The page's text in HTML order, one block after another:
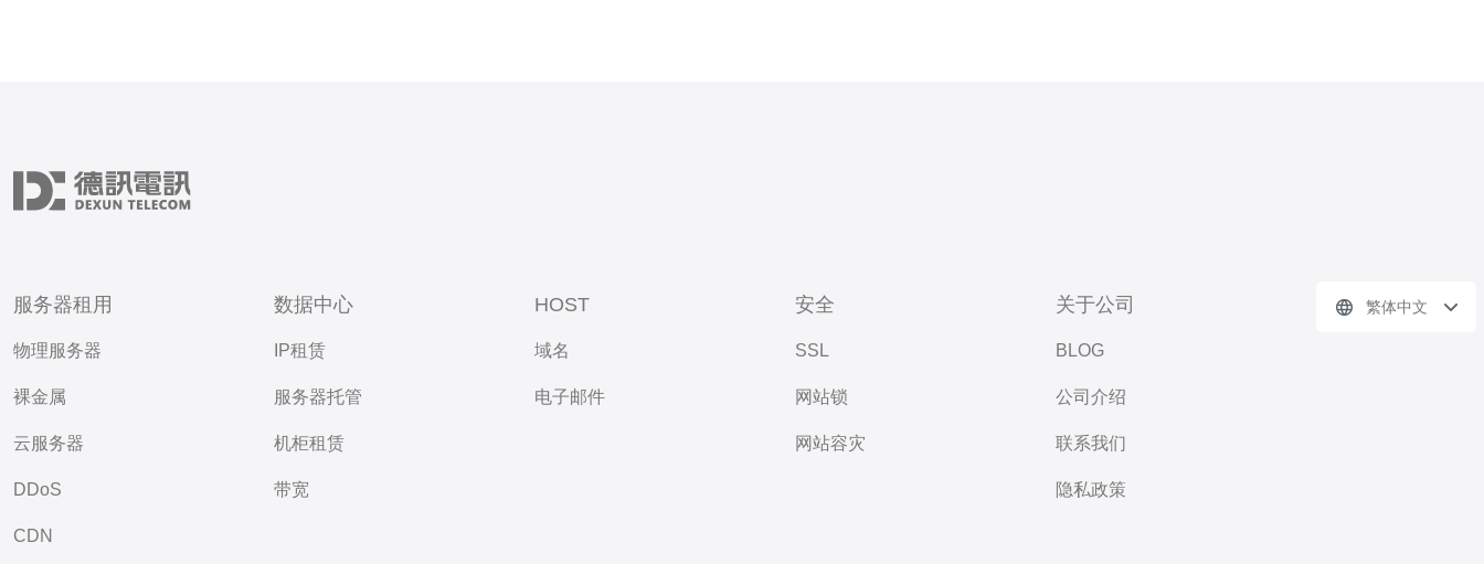
服务器租用
物理服务器
裸金属
云服务器
DDoS
CDN
数据中心
IP租赁
服务器托管
机柜租赁
带宽
HOST
域名
电子邮件
安全
SSL
网站锁
网站容灾
关于公司
BLOG
公司介绍
联系我们
隐私政策
繁体中文